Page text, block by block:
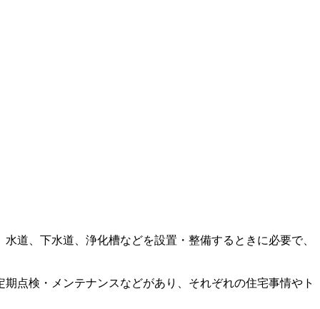
道、下水道、浄化槽などを設置・整備するときに必要で、
点検・メンテナンスなどがあり、それぞれの住宅事情やト